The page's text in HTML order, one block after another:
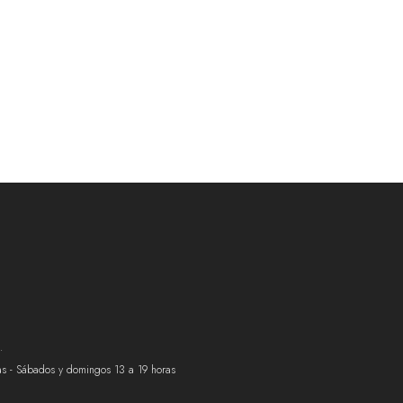
- Sábados y domingos 13 a 19 horas